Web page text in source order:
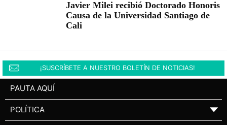
Javier Milei recibió Doctorado Honoris
Causa de la Universidad Santiago de
Cali
¡SUSCRÍBETE A NUESTRO BOLETÍN DE NOTICIAS!
PAUTA AQUÍ
POLÍTICA ▼